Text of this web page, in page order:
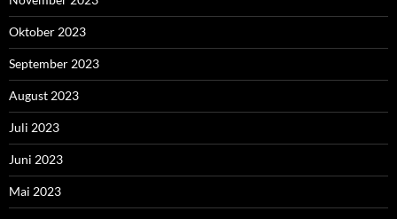
Oktober 2023
September 2023
August 2023
Juli 2023
Juni 2023
Mai 2023